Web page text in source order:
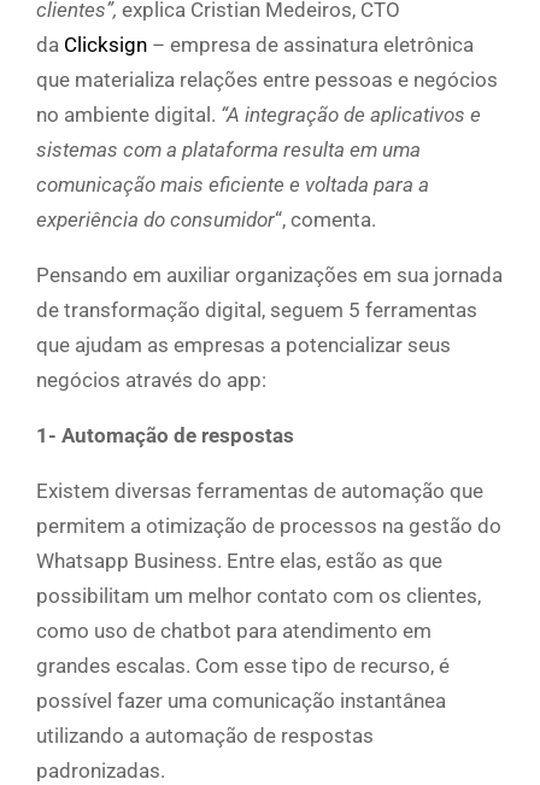
clientes”, explica Cristian Medeiros, CTO
da Clicksign – empresa de assinatura eletrônica
que materializa relações entre pessoas e negócios
no ambiente digital. “A integração de aplicativos e
sistemas com a plataforma resulta em uma
comunicação mais eficiente e voltada para a
experiência do consumidor“, comenta.
Pensando em auxiliar organizações em sua jornada
de transformação digital, seguem 5 ferramentas
que ajudam as empresas a potencializar seus
negócios através do app:
1- Automação de respostas
Existem diversas ferramentas de automação que
permitem a otimização de processos na gestão do
Whatsapp Business. Entre elas, estão as que
possibilitam um melhor contato com os clientes,
como uso de chatbot para atendimento em
grandes escalas. Com esse tipo de recurso, é
possível fazer uma comunicação instantânea
utilizando a automação de respostas
padronizadas.